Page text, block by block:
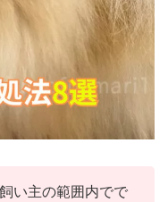
い主の範囲内でで